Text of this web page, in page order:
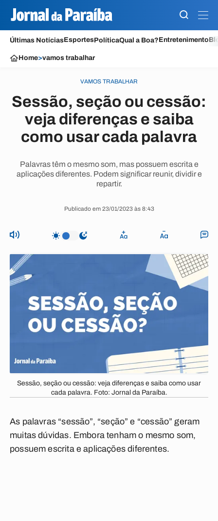
Últimas NotíciasEsportesPolíticaQual a Boa?Entretenimento
Home>vamos trabalhar
VAMOS TRABALHAR
Sessão, seção ou cessão:
veja diferenças e saiba
como usar cada palavra
Palavras têm o mesmo som, mas possuem escrita e
aplicações diferentes. Podem significar reunir, dividir e
repartir.
Publicado em 23/01/2023 às 8:43
Sessão, seção ou cessão: veja diferenças e saiba como usar
cada palavra. Foto: Jornal da Paraíba.
As palavras “sessão”, “seção” e “cessão” geram
muitas dúvidas. Embora tenham o mesmo som,
possuem escrita e aplicações diferentes.